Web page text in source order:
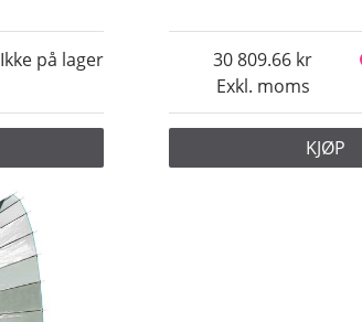
Ikke på lager
Exkl. moms
30 809.66
KJØP